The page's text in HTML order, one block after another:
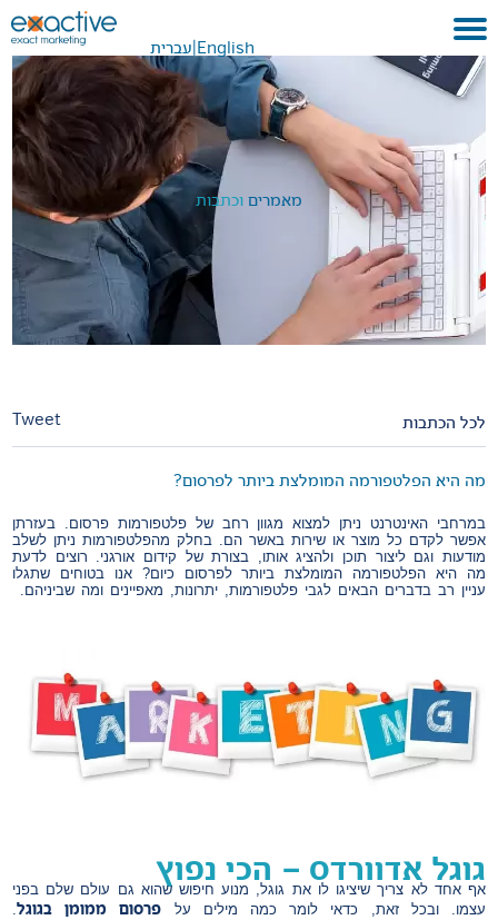
עברית English
בית
אודות
לקוחות ועבודות
שירותים
METAVERSE
מאמרים וכתבות
לכל הכתבות Tweet
מה היא הפלטפורמה המומלצת ביותר לפרסום?
במרחבי האינטרנט ניתן למצוא מגוון רחב של פלטפורמות פרסום. בעזרתן
אפשר לקדם כל מוצר או שירות באשר הם. בחלק מהפלטפורמות ניתן לשלב
מודעות וגם ליצור תוכן ולהציג אותו, בצורת של קידום אורגני. רוצים לדעת
מה היא הפלטפורמה המומלצת ביותר לפרסום כיום? אנו בטוחים שתגלו
עניין רב בדברים הבאים לגבי פלטפורמות, יתרונות, מאפיינים ומה שביניהם.
גוגל אדוורדס – הכי נפוץ
אף אחד לא צריך שיציגו לו את גוגל, מנוע חיפוש שהוא גם עולם שלם בפני
עצמו. ובכל זאת, כדאי לומר כמה מילים על פרסום ממומן בגוגל.